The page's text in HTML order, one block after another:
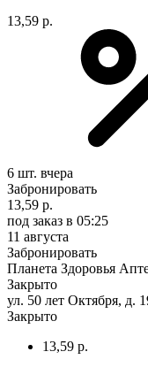
13,59 р.
6 шт. вчера
Забронировать
13,59 р.
под заказ в 05:25
11 августа
Забронировать
Планета Здоровья
Закрыто
ул. 50 лет Октября, д.
Закрыто
13,59 р.